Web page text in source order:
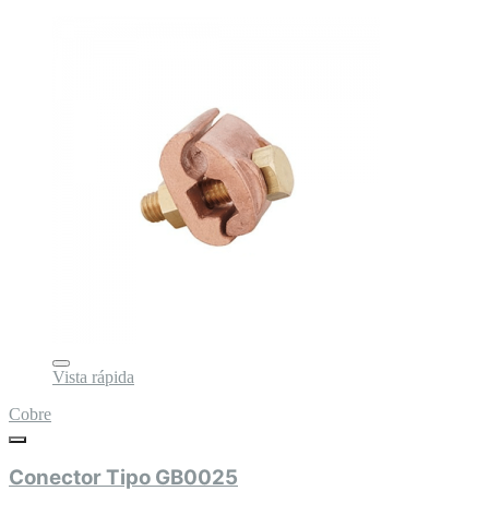
Vista rápida
Cobre
Conector Tipo GB0025